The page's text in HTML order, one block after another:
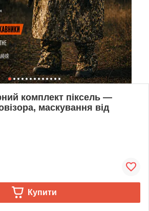
комплект піксель —
маскування від
Купити